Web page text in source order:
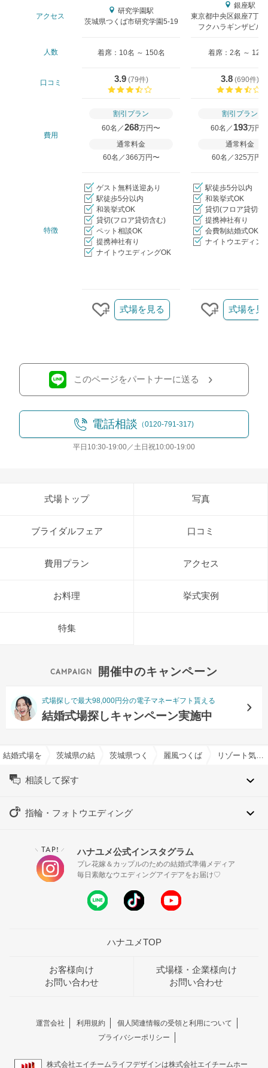
アクセス
研究学園駅
茨城県つくば市研究学園5-19
銀座駅
東京都中央区銀座7丁
フクハラギンザビル
人数 着席：10名 ～ 150名 着席：2名 ～ 128
口コミ 3.9(79件)
3.8 (690件)
費用
割引プラン
60名／268万円〜
通常料金
60名／366万円〜
割引プラン
60名／ 193万円
通常料金
60名／325万円〜
特徴
ゲスト無料送迎あり
駅徒歩5分以内
和装挙式OK
貸切(フロア貸切含む)
ペット相談OK
提携神社有り
ナイトウエディングOK
駅徒歩5分以内
和装挙式OK
貸切(フロア貸切含
提携神社有り
会費制結婚式OK
ナイトウエディン
クリップする
式場を見る
クリップす
式場を見
このページをパートナーに送る
電話相談 （0120-791-317)
平日10:30-19:00／土日祝10:00-19:00
式場トップ 写真
ブライダルフェア 口コミ
費用プラン アクセス
お料理 挙式実例
特集
開催中のキャンペーン
式場探しで最大98,000円分の電子マネーギフト貰える
結婚式場探しキャンペーン実施中
結婚式場を探すならハナユメ
茨城県の結婚式場一覧茨城県つくば市の結婚式場一覧
麗風つくば シーズンズテラ
相談して探す
指輪・フォトウエディング
＼ TAP! ／ ハナユメ公式インスタグラム
プレ花嫁＆カップルのための結婚式準備メディア
毎日素敵なウエディングアイデアをお届け♡
ハナユメTOP
お客様向け
お問い合わせ
式場様・企業様向け
お問い合わせ
運営会社 利用規約
個人関連情報の受領と利用について
プライバシーポリシー
株式会社エイチームライフデザインは株式会社エイチームホー